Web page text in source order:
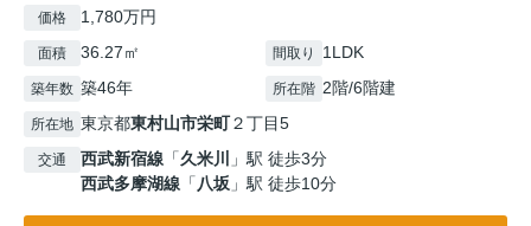
価格 1,780万円
面積 36.27㎡ 間取り 1LDK
築年数 築46年 所在階 2階/6階建
所在地 東京都東村山市栄町２丁目5
交通 西武新宿線 「久米川
」駅 徒歩3分
西武多摩湖線 「 八坂 」駅 徒歩10分